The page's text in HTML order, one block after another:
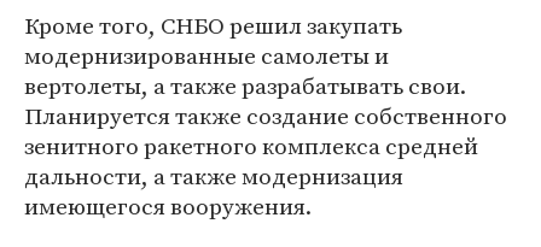
Кроме того, СНБО решил закупать
модернизированные самолеты и
вертолеты, а также разрабатывать свои.
Планируется также создание собственного
зенитного ракетного комплекса средней
дальности, а также модернизация
имеющегося вооружения.